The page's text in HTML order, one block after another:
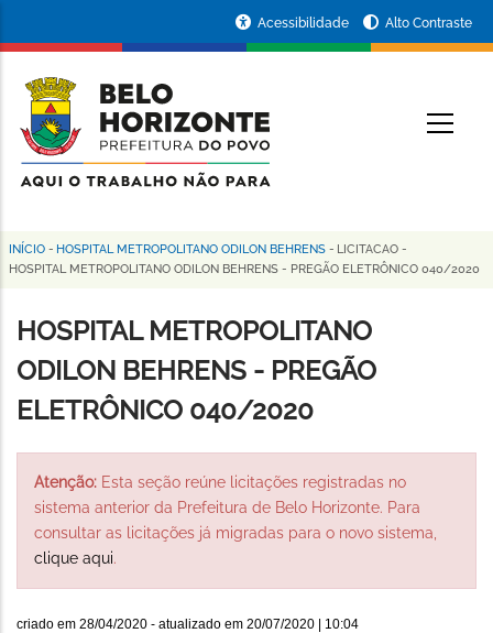
conteúdo
principal
da
Prefeitura
de
Horizonte
Acessibilidade Alto Contraste
Trilha
navegação
INÍCIO - HOSPITAL METROPOLITANO ODILON BEHRENS - LICITACAO -
HOSPITAL METROPOLITANO ODILON BEHRENS - PREGÃO ELETRÔNICO 040/2020
HOSPITAL METROPOLITANO
ODILON BEHRENS - PREGÃO
ELETRÔNICO 040/2020
Atenção: Esta seção reúne licitações registradas no
sistema anterior da Prefeitura de Belo Horizonte. Para
consultar as licitações já migradas para o novo sistema,
clique aqui.
criado em 28/04/2020 - atualizado em 20/07/2020 | 10:04